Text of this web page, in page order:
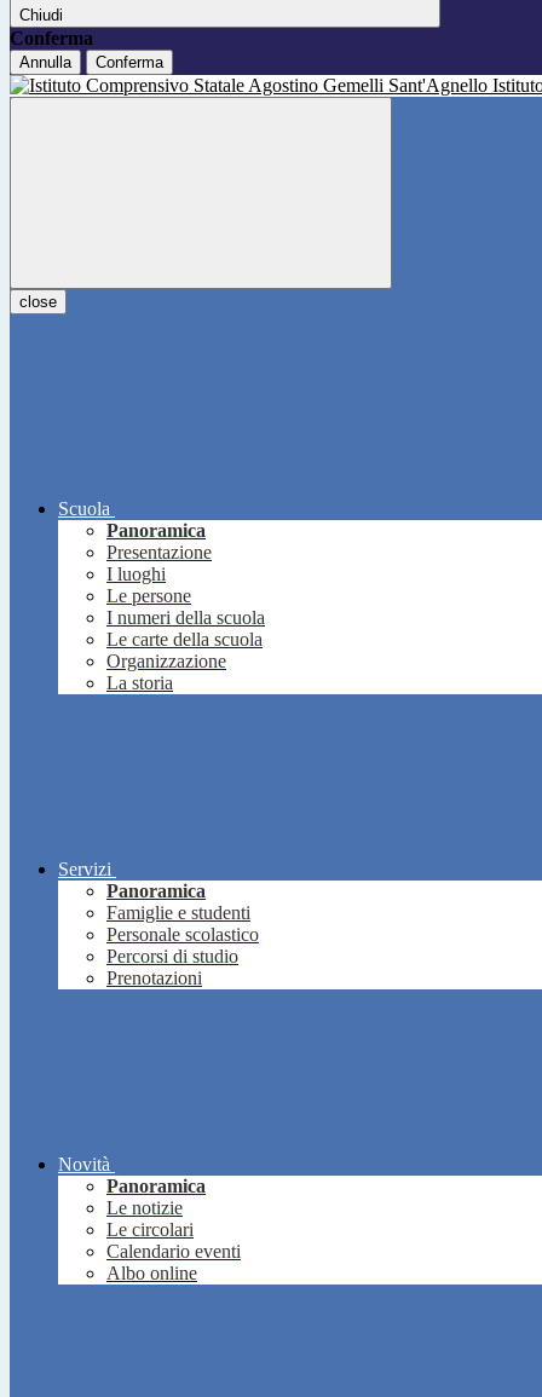
Chiudi
Conferma
Annulla Conferma
close
Scuola
Panoramica
Presentazione
I luoghi
Le persone
I numeri della scuola
Le carte della scuola
Organizzazione
La storia
Servizi
Panoramica
Famiglie e studenti
Personale scolastico
Percorsi di studio
Prenotazioni
Novità
Panoramica
Le notizie
Le circolari
Calendario eventi
Albo online